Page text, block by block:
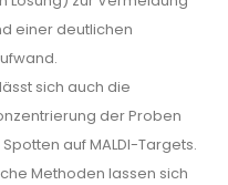
einer deutlichen
sich auch die
der Proben
auf MALDI-Targets.
Methoden lassen sich